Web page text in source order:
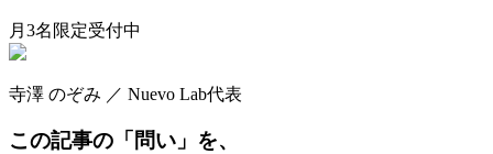
月3名限定受付中
寺澤 のぞみ ／ Nuevo Lab代表
この記事の「問い」を、